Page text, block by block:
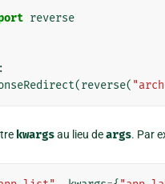
reverse
(reverse(
kwargsau lieu deargs. Par